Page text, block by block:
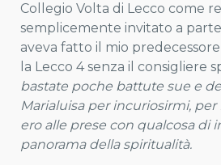
Collegio Volta di Lecco come
semplicemente invitato a
aveva fatto il mio
la Lecco 4 senza il consigliere
bastate poche battute sue e
Marialuisa per incuriosirmi,
ero alle prese con qualcosa di
panorama della spiritualità.